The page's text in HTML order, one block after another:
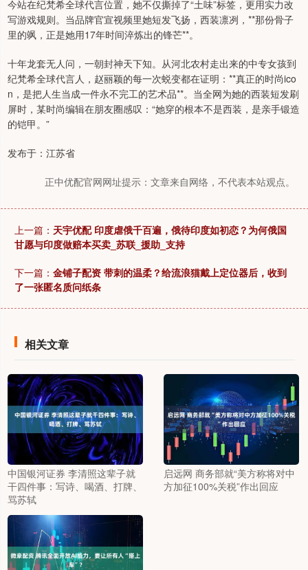
今站在纪梵希全球代言位置，她不仅撕掉了“土味”标签，更用实力改
写游戏规则。当品牌官宣视频里她短发飞扬，西装凛冽，**那份骨子
里的飒，正是她用17年时间淬炼出的锋芒**。
十年龙套无人问，一朝封神天下知。从河北农村走出来的中专女孩到
纪梵希全球代言人，赵丽颖的每一次蜕变都在证明：**真正的时尚ico
n，是把人生当成一件永不完工的艺术品**。当全网为她的西装短发刷
屏时，某时尚编辑在朋友圈感叹：“她穿的根本不是西装，是亲手锻造
的铠甲。”
发布于：江苏省
正中优配官网网址提示：文章来自网络，不代表本站观点。
上一篇： 天宇优配 印度虐俄千百遍，俄待印度如初恋？为何俄国
甘愿与印度做赔本买卖_苏联_援助_支持
下一篇： 金铺子配资 带刺的温柔？给流浪猫戴上定位器后，收到
了一张匿名质问纸条
相关文章
中国银河证券 李清照这辈子就
干四件事：写诗、喝酒、打牌、
骂苏轼
启远网 商务部就“美方称将对中
方加征100%关税”作出回应